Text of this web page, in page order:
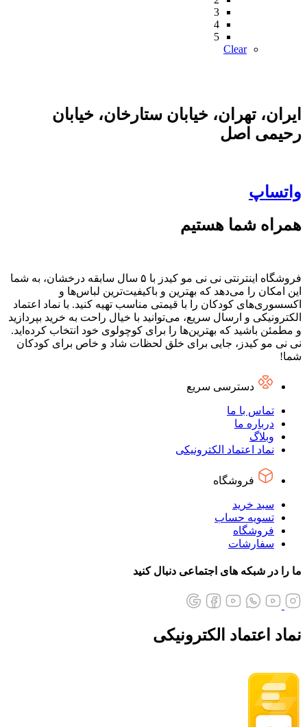
3
4
5
Clear
ایران، تهران، خیابان ستارخان، خیابان
رحیمی اصل
واتساپ
همراه شما هستیم
فروشگاه اینترنتی نی نی مو کیدز با ۵ سال سابقه درخشان، به شما
این امکان را می‌دهد که بهترین و باکیفیت‌ترین لباس‌ها و
اکسسوری‌های کودکان را با قیمتی مناسب تهیه کنید. با نماد اعتماد
الکترونیکی و ارسال سریع، می‌توانید با خیال راحت به خرید بپردازید
و مطمئن باشید که بهترین‌ها را برای کوچولوی خود انتخاب کرده‌اید.
نی نی مو کیدز، جایی برای خلق لحظات شاد و خاص برای کودکان
شما!
دسترسی سریع
تماس با ما
درباره ما
وبلاگ
نماد اعتماد الکترونیکی
فروشگاه
سبد خرید
تسویه حساب
فروشگاه
سفارشات
ما را در شبکه های اجتماعی دنبال کنید
نماد اعتماد الکترونیکی